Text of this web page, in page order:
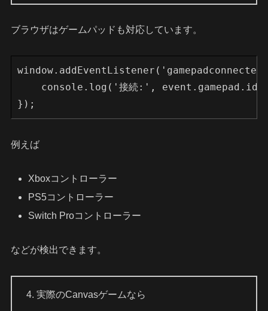
ブラウザはゲームパッドも対応しています。
console.log('接続:',
});
例えば
Xboxコントローラー
PS5コントローラー
Switch Proコントローラー
などが検出できます。
4. 実際のCanvasゲームなら